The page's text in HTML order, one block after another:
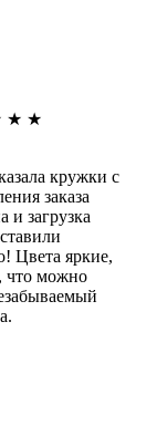
★ ★
кружки с
заказа
загрузка
Цвета яркие,
что можно